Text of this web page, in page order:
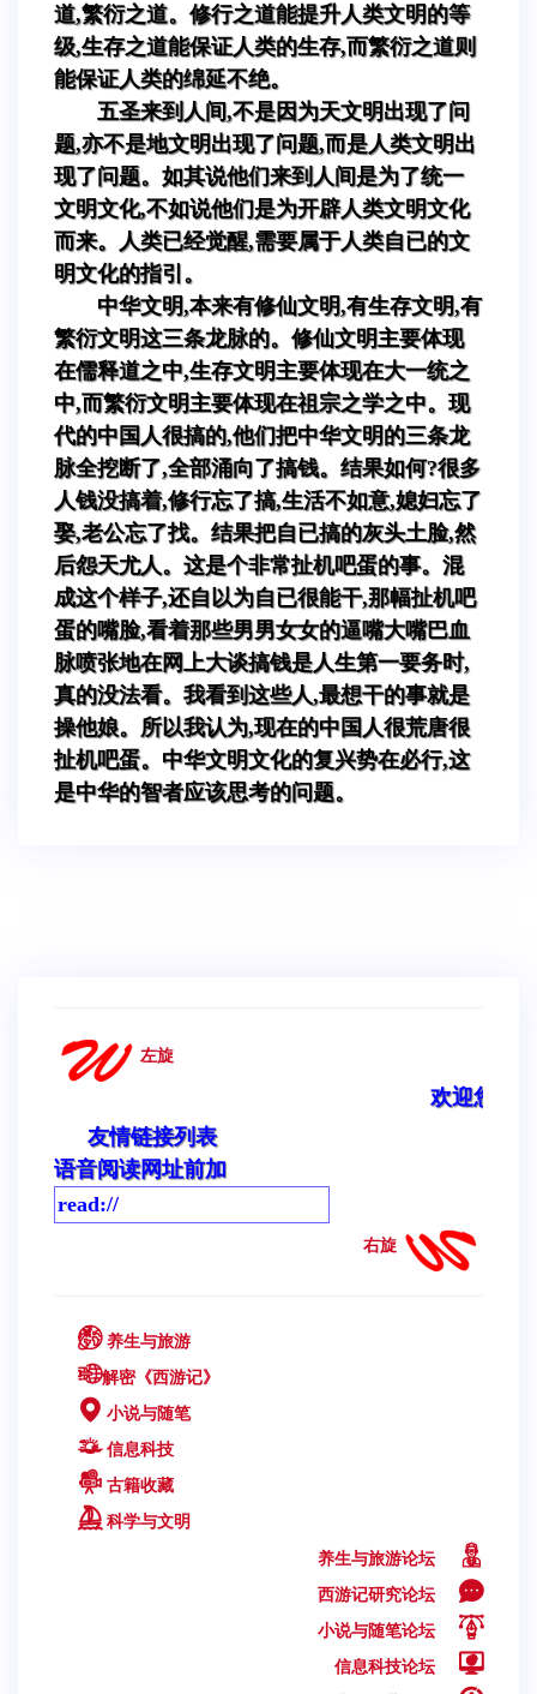
道,繁衍之道。修行之道能提升人类文明的等
级,生存之道能保证人类的生存,而繁衍之道则
能保证人类的绵延不绝。
五圣来到人间,不是因为天文明出现了问
题,亦不是地文明出现了问题,而是人类文明出
现了问题。如其说他们来到人间是为了统一
文明文化,不如说他们是为开辟人类文明文化
而来。人类已经觉醒,需要属于人类自已的文
明文化的指引。
中华文明,本来有修仙文明,有生存文明,有
繁衍文明这三条龙脉的。修仙文明主要体现
在儒释道之中,生存文明主要体现在大一统之
中,而繁衍文明主要体现在祖宗之学之中。现
代的中国人很搞的,他们把中华文明的三条龙
脉全挖断了,全部涌向了搞钱。结果如何?很多
人钱没搞着,修行忘了搞,生活不如意,媳妇忘了
娶,老公忘了找。结果把自已搞的灰头土脸,然
后怨天尤人。这是个非常扯机吧蛋的事。混
成这个样子,还自以为自已很能干,那幅扯机吧
蛋的嘴脸,看着那些男男女女的逼嘴大嘴巴血
脉喷张地在网上大谈搞钱是人生第一要务时,
真的没法看。我看到这些人,最想干的事就是
操他娘。所以我认为,现在的中国人很荒唐很
扯机吧蛋。中华文明文化的复兴势在必行,这
是中华的智者应该思考的问题。
左旋
欢迎您来到科学与
友情链接列表
语音阅读网址前加
右旋
养生与旅游
解密《西游记》
小说与随笔
信息科技
古籍收藏
科学与文明
养生与旅游论坛
西游记研究论坛
小说与随笔论坛
信息科技论坛